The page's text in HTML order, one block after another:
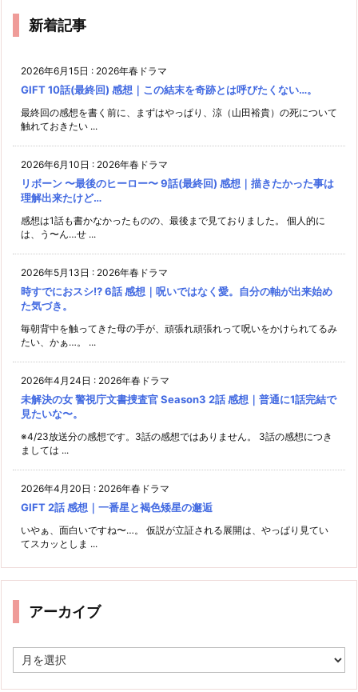
新着記事
2026年6月15日 : 2026年春ドラマ
GIFT 10話(最終回) 感想｜この結末を奇跡とは呼びたくない…。
最終回の感想を書く前に、まずはやっぱり、涼（山田裕貴）の死について
触れておきたい ...
2026年6月10日 : 2026年春ドラマ
リボーン 〜最後のヒーロー〜 9話(最終回) 感想｜描きたかった事は
理解出来たけど…
感想は1話も書かなかったものの、最後まで見ておりました。 個人的に
は、う〜ん…せ ...
2026年5月13日 : 2026年春ドラマ
時すでにおスシ!? 6話 感想｜呪いではなく愛。自分の軸が出来始め
た気づき。
毎朝背中を触ってきた母の手が、頑張れ頑張れって呪いをかけられてるみ
たい、かぁ…。 ...
2026年4月24日 : 2026年春ドラマ
未解決の女 警視庁文書捜査官 Season3 2話 感想｜普通に1話完結で
見たいな〜。
※4/23放送分の感想です。3話の感想ではありません。 3話の感想につき
ましては ...
2026年4月20日 : 2026年春ドラマ
GIFT 2話 感想｜一番星と褐色矮星の邂逅
いやぁ、面白いですね〜…。 仮説が立証される展開は、やっぱり見てい
てスカッとしま ...
アーカイブ
ー